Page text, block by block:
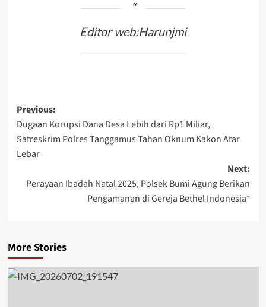
Editor web:Harunjmi
Post
navigation
Previous:
Dugaan Korupsi Dana Desa Lebih dari Rp1 Miliar,
Satreskrim Polres Tanggamus Tahan Oknum Kakon Atar
Lebar
Next:
Perayaan Ibadah Natal 2025, Polsek Bumi Agung Berikan
Pengamanan di Gereja Bethel Indonesia*
More Stories